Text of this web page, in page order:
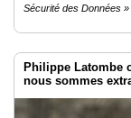
Sécurité des Données
Philippe Latombe
nous sommes